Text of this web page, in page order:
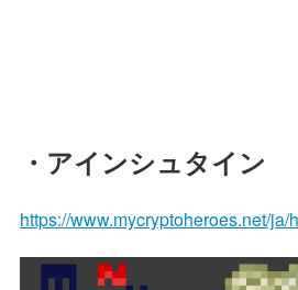
・アインシュタイン
https://www.mycryptoheroes.net/